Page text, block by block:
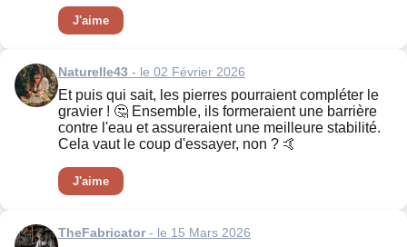
J'aime
Naturelle43 - le 02 Février 2026
Et puis qui sait, les pierres pourraient compléter le
gravier ! 🤔 Ensemble, ils formeraient une barrière
contre l'eau et assureraient une meilleure stabilité.
Cela vaut le coup d'essayer, non ? 🤙
J'aime
TheFabricator- le 15 Mars 2026